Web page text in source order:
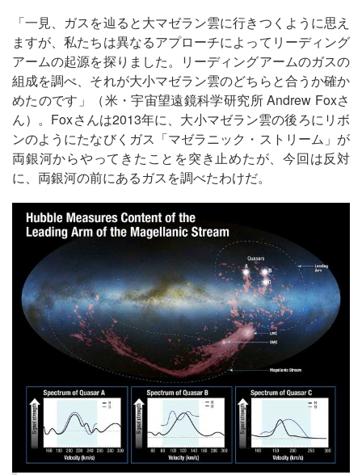
「一見、ガスを辿ると大マゼラン雲に行きつくように思え
ますが、私たちは異なるアプローチによってリーディング
アームの起源を探りました。リーディングアームのガスの
組成を調べ、それが大小マゼラン雲のどちらと合うか確か
めたのです」（米・宇宙望遠鏡科学研究所 Andrew Foxさ
ん）。Foxさんは2013年に、大小マゼラン雲の後ろにリボ
ンのようにたなびくガス「マゼラニック・ストリーム」が
両銀河からやってきたことを突き止めたが、今回は反対
に、両銀河の前にあるガスを調べたわけだ。